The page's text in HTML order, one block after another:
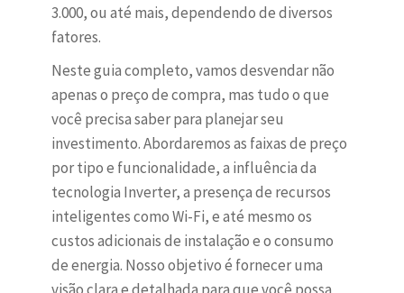
3.000, ou até mais, dependendo de diversos
fatores.
Neste guia completo, vamos desvendar não
apenas o preço de compra, mas tudo o que
você precisa saber para planejar seu
investimento. Abordaremos as faixas de preço
por tipo e funcionalidade, a influência da
tecnologia Inverter, a presença de recursos
inteligentes como Wi-Fi, e até mesmo os
custos adicionais de instalação e o consumo
de energia. Nosso objetivo é fornecer uma